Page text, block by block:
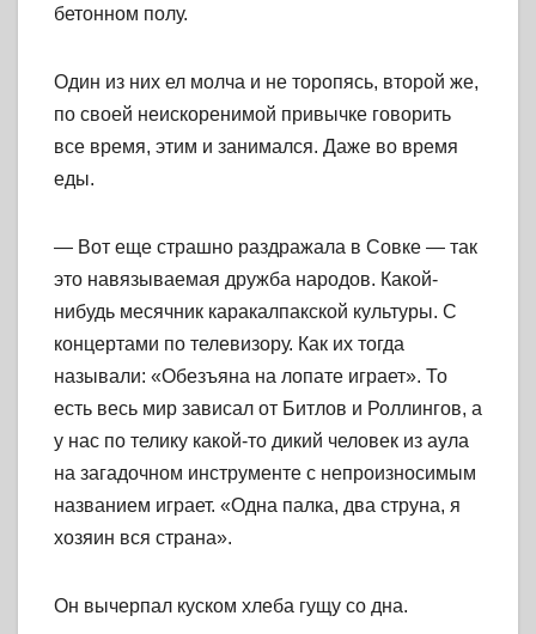
бетонном полу.
Один из них ел молча и не торопясь, второй же,
по своей неискоренимой привычке говорить
все время, этим и занимался. Даже во время
еды.
— Вот еще страшно раздражала в Совке — так
это навязываемая дружба народов. Какой-
нибудь месячник каракалпакской культуры. С
концертами по телевизору. Как их тогда
называли: «Обезъяна на лопате играет». То
есть весь мир зависал от Битлов и Роллингов, а
у нас по телику какой-то дикий человек из аула
на загадочном инструменте с непроизносимым
названием играет. «Одна палка, два струна, я
хозяин вся страна».
Он вычерпал куском хлеба гущу со дна.